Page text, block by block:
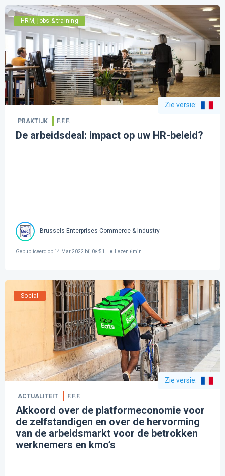
HRM, jobs & training
Zie versie:
PRAKTIJK F.F.F.
De arbeidsdeal: impact op uw HR-beleid?
Brussels Enterprises Commerce & Industry
Gepubliceerd op 14 Mar 2022 bij 08:51 Lezen 6min
Social
Zie versie:
ACTUALITEIT F.F.F.
Akkoord over de platformeconomie voor
de zelfstandigen en over de hervorming
van de arbeidsmarkt voor de betrokken
werknemers en kmo’s